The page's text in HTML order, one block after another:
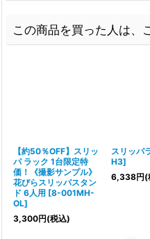
この商品を買った人は、
【約50％OFF】スリッ
パ ラック 1台限定特
価！《撮影サンプル》
花びらスリッパスタン
ド 6人用 [8-001MH-
OL]
3,300円(税込)
スリッパ
H3]
6,338円(